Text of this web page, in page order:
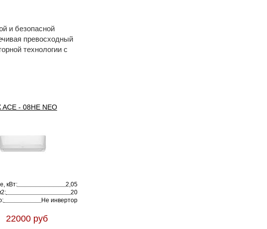
и безопасной
превосходный
технологии с
ACE - 08HE NEO
кВт:
2,05
20
Не инвертор
22000 руб